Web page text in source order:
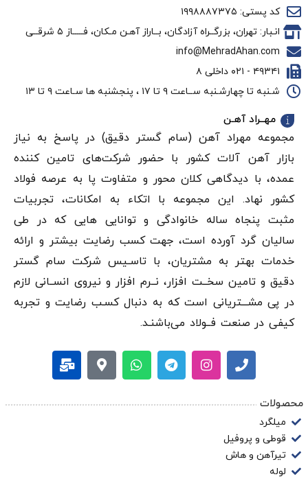
کد پستی: ۱۹۹۸۸۸۷۳۷۵
انـبار: تهران، بزرگــراه آزادگان، بــاراز آهـن مـکان، فـــــاز ۵ شرقــی
info@MehradAhan.com
۴۹۳۴۱ - ۰۲۱ داخلی ۸
شـنبه تا چهارشـنبه ســاعت ۹ تا ۱۷ ، پنجشنبه ها سـاعت ۹ تا ۱۳
مهــراد آهـن
مجموعه مهراد آهن (سام گستر دقيق) در پاسخ به نیاز
بازار آهن‌ آلات کشور با حضور شرکت‌های تامین کننده
عمده، با دیدگاهی کلان محور و متفاوت پا به عرصه فولاد
کشور نهاد. این مجموعه با اتکاء به امکانات، تجربیات
مثبت پنجاه ساله خانوادگی و توانایی هایی که در طی
سالیان گرد آورده است، جهت کسب رضایت بیشتر و ارائه
خدمات بهتر به مشتریان، با تاسـیس شرکت سام گستر
دقيق و تامین سخــت افزار، نــرم افزار و نیروی انســانی لازم
در پی مشـــتریانی است که به دنبال کسـب رضایت و تجربه
کیفی در صنعت فــولاد می‌باشنـد.
محصولات
میلگرد
قوطی و پروفیل
تیرآهن و هاش
لوله